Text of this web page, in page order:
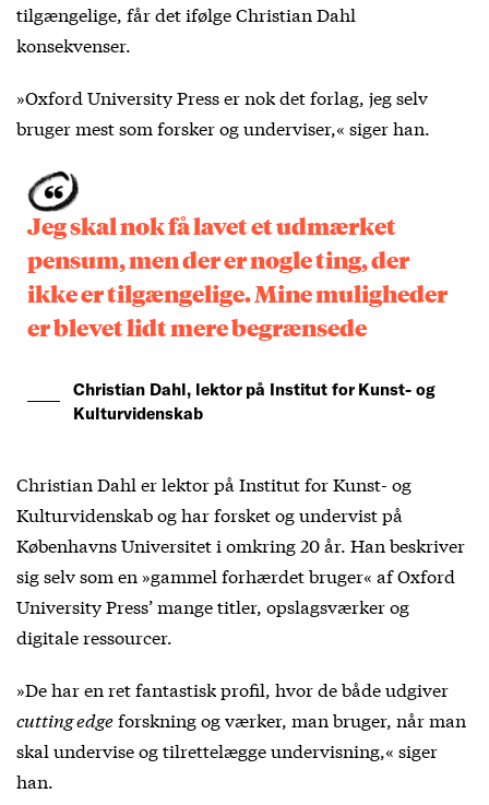
tilgængelige, får det ifølge Christian Dahl
konsekvenser.
»Oxford University Press er nok det forlag, jeg selv
bruger mest som forsker og underviser,« siger han.
Jeg skal nok få lavet et udmærket
pensum, men der er nogle ting, der
ikke er tilgængelige. Mine muligheder
er blevet lidt mere begrænsede
Christian Dahl, lektor på Institut for Kunst- og
Kulturvidenskab
Christian Dahl er lektor på Institut for Kunst- og
Kulturvidenskab og har forsket og undervist på
Københavns Universitet i omkring 20 år. Han beskriver
sig selv som en »gammel forhærdet bruger« af Oxford
University Press’ mange titler, opslagsværker og
digitale ressourcer.
»De har en ret fantastisk profil, hvor de både udgiver
cutting edgeforskning og værker, man bruger, når man
skal undervise og tilrettelægge undervisning,« siger
han.